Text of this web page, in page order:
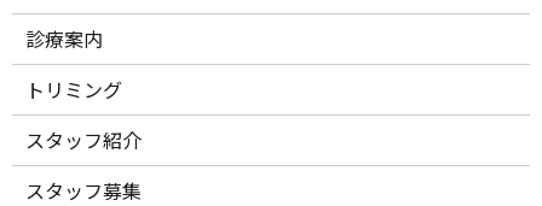
診療案内
トリミング
スタッフ紹介
スタッフ募集